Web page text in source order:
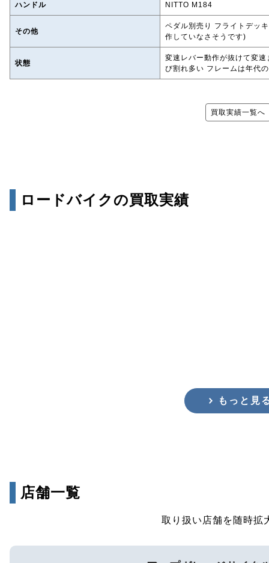
ハンドル NITTO M184
その他
ペダル別売り フライトデッ
作していなさそうです)
状態
変速レバー動作が抜けて変
び割れ多い フレームは年代
買取実績一覧へ
ロードバイクの買取実績
もっと見
店舗一覧
取り扱い店舗を随時拡